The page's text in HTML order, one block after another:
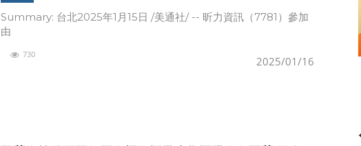
Summary: 台北2025年1月15日 /美通社/ -- 昕力資訊（7781）參加
由
2025/01/16
730